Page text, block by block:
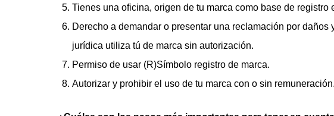
Tienes una oficina, origen de tu marca como base de registro
Derecho a demandar o presentar una reclamación por
jurídica utiliza tú de marca sin autorización.
Permiso de usar (R)Símbolo registro de marca.
Autorizar y prohibir el uso de tu marca con o sin remuneración.